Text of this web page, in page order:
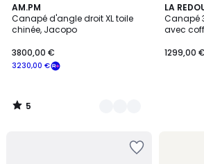
AM.PM
Canapé d'angle droit XL toile
chinée, Jacopo
3230,00 €
3800,00 €
5
/
5
7
Couleurs
5
/
LA
Canapé
avec
1299,00 €
3